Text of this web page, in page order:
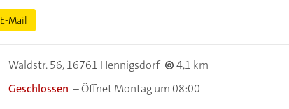
E-Mail
Waldstr. 56,16761 Hennigsdorf
4,1 km
Geschlossen –Öffnet Montag um 08:00